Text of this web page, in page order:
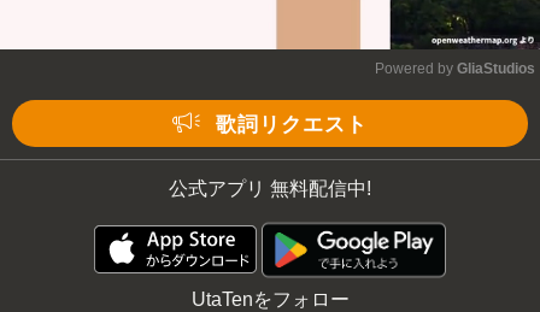
Powered by GliaStudios
歌詞リクエスト
公式アプリ 無料配信中!
UtaTenをフォロー